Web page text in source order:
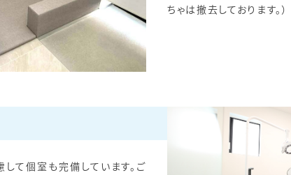
ちゃは撤去しております。）
て個室も完備しています。ご